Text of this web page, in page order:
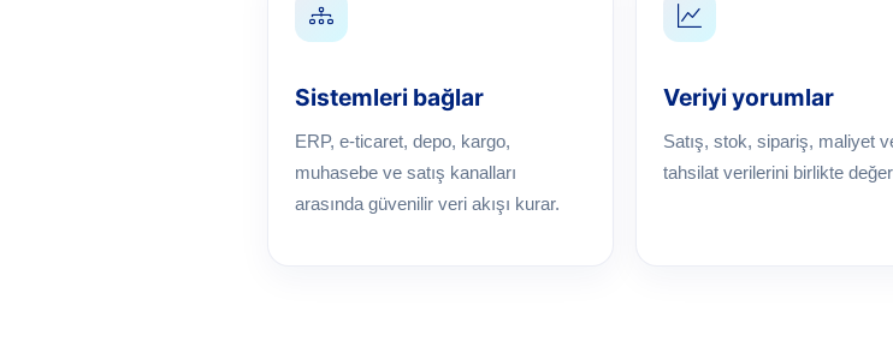
Sistemleri bağlar
ERP, e-ticaret, depo, kargo,
muhasebe ve satış kanalları
arasında güvenilir veri akışı kurar.
Veriyi yorumlar
Satış, stok, sipariş, maliyet
tahsilat verilerini birlikte